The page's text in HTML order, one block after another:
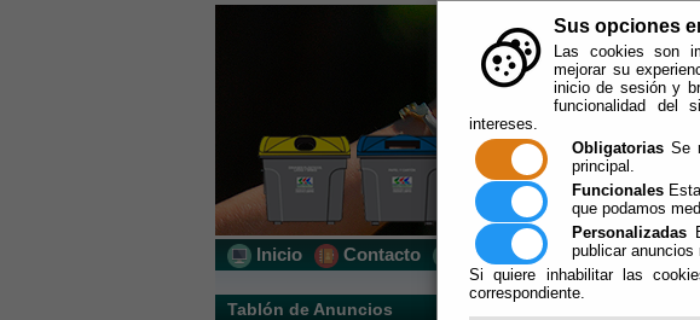
Sus opciones
Las cookies son
mejorar su
inicio de sesión y
funcionalidad del
intereses.
Obligatorias Se
principal.
Funcionales
que podamos
Personalizadas
publicar anuncios
Si quiere inhabilitar las
correspondiente.
Inicio Contacto Localización Quién
Tablón de Anuncios
Usted se encuentra aquí: